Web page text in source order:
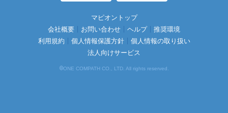
マピオントップ
会社概要
お問い合わせ ヘルプ
推奨環境
利用規約
個人情報保護方針
個人情報の取り扱い
法人向けサービス
©ONE COMPATH CO., LTD. All rights reserved.